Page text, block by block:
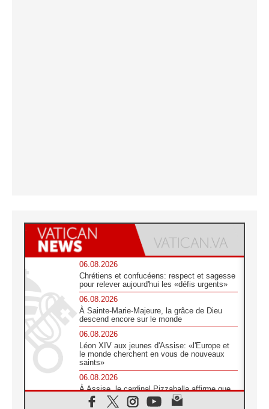
06.08.2026
Chrétiens et confucéens: respect et sagesse
pour relever aujourd'hui les «défis urgents»
06.08.2026
À Sainte-Marie-Majeure, la grâce de Dieu
descend encore sur le monde
06.08.2026
Léon XIV aux jeunes d'Assise: «l'Europe et
le monde cherchent en vous de nouveaux
saints»
06.08.2026
À Assise, le cardinal Pizzaballa affirme que
«les chrétiens veulent la paix»